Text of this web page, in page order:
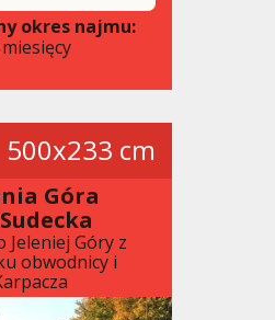
okres najmu:
500x233 cm
Góra
Jeleniej Góry z
obwodnicy i